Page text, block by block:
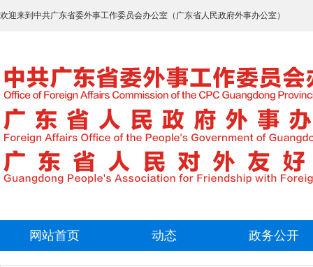
欢迎来到中共广东省委外事工作委员会办公室（广东省人民政府外事办公室）
网站首页 动态 政务公开